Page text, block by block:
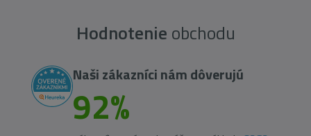
Hodnotenie obchodu
Naši zákazníci nám dôverujú
92%